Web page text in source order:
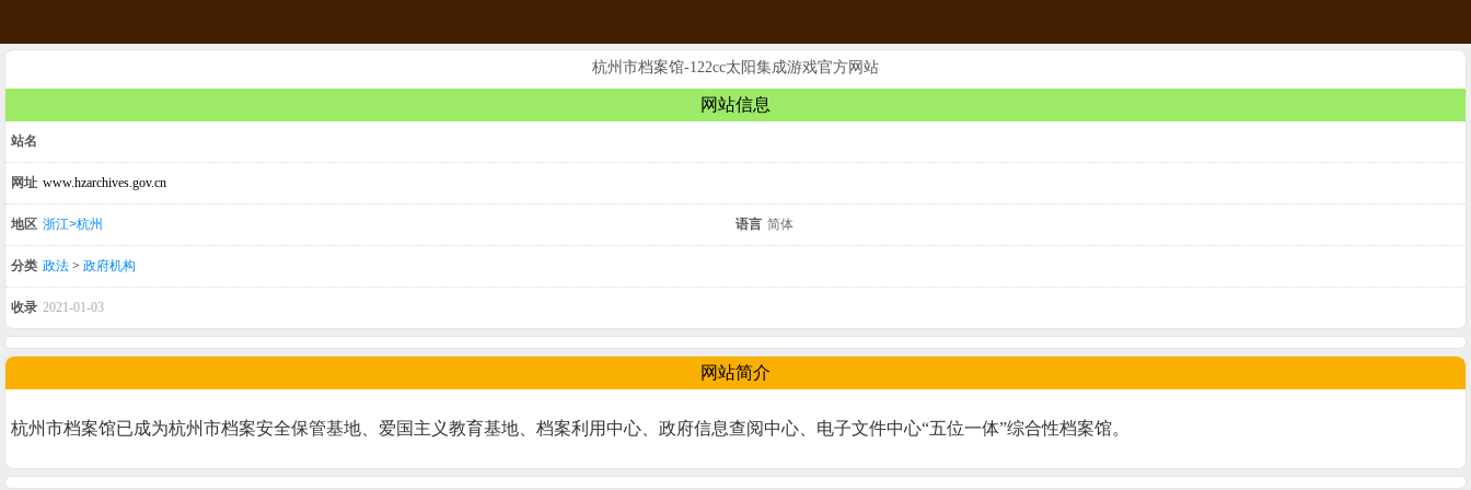
杭州市档案馆-122cc太阳集成游戏官方网站
网站信息
站名
网址 www.hzarchives.gov.cn
地区 浙江>杭州 语言 简体
分类 政法 > 政府机构
收录 2021-01-03
网站简介
杭州市档案馆已成为杭州市档案安全保管基地、爱国主义教育基地、档案利用中心、政府信息查阅中心、电子文件中心“五位一体”综合性档案馆。